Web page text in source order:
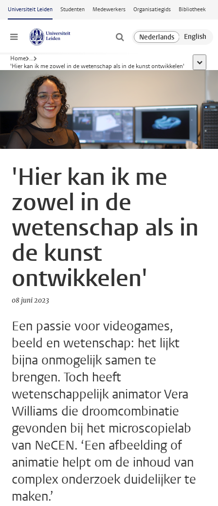
Ga naar hoofdinhoud
Universiteit Leiden Studenten Medewerkers Organisatiegids Bibliotheek
Menu
Home ...
'Hier kan ik me zowel in de wetenschap als in de kunst ontwikkelen'
toon
'Hier kan ik me
zowel in de
wetenschap als in
de kunst
ontwikkelen'
08 juni 2023
Een passie voor videogames,
beeld en wetenschap: het lijkt
bijna onmogelijk samen te
brengen. Toch heeft
wetenschappelijk animator Vera
Williams die droomcombinatie
gevonden bij het microscopielab
van NeCEN. ‘Een afbeelding of
animatie helpt om de inhoud van
complex onderzoek duidelijker te
maken.’